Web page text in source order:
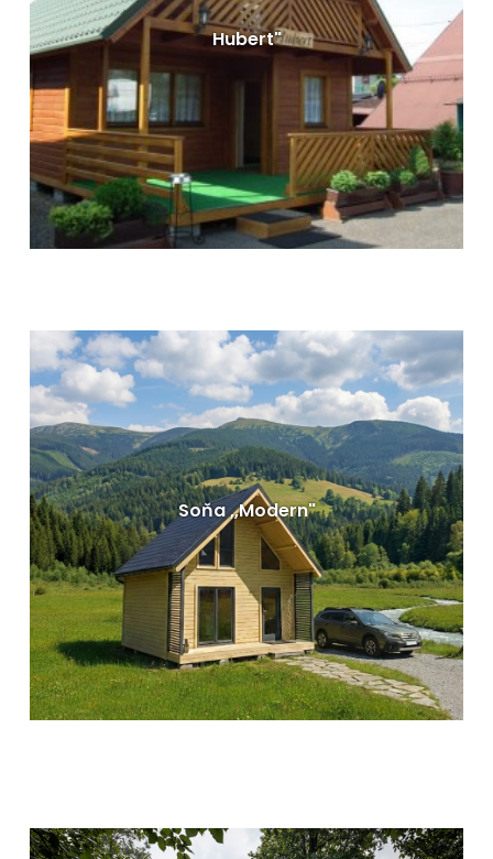
Hubert"
Dispozice: 110 m²
Rozměry: 10500 x 600 cm
VÍCE INFORMACÍ
Soňa ,,Modern"
Rozměry: 450 x 550 cm